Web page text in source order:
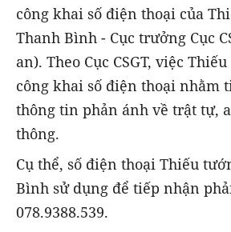
công khai số điện thoại của
Thanh Bình - Cục trưởng Cục
an). Theo Cục CSGT, việc
công khai số điện thoại nhằm
thông tin phản ánh về trật tự,
thông.
Cụ thể, số điện thoại Thiếu
Bình sử dụng để tiếp nhận
078.9388.539.